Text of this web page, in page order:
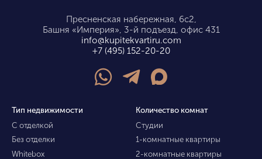
Пресненская набережная, 6с2,
Башня «Империя», 3-й подъезд, офис 431
info@kupitekvartiru.com
+7 (495) 152-20-20
Тип недвижимости
С отделкой
Без отделки
Whitebox
Количество комнат
Студии
1-комнатные квартиры
2-комнатные квартиры